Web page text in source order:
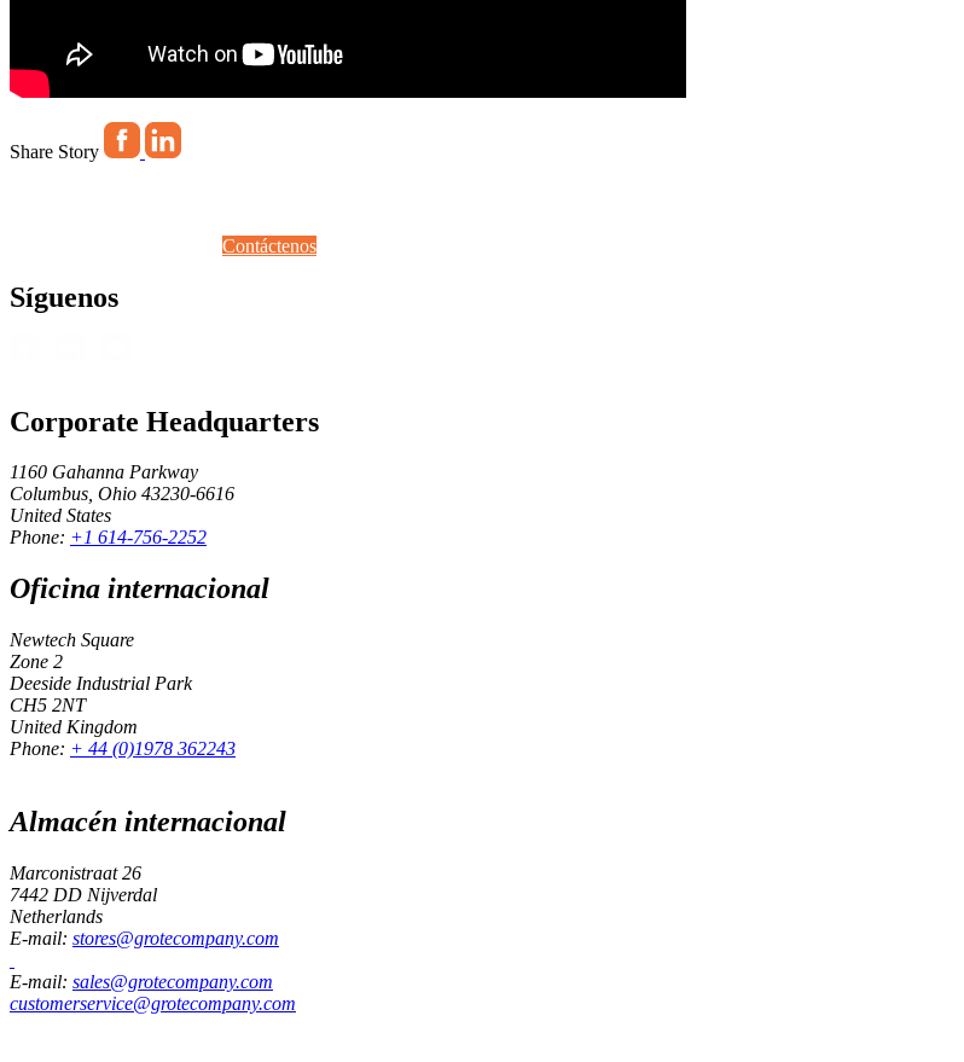
Share Story
Contáctenos
Síguenos
Corporate Headquarters
1160 Gahanna Parkway
Columbus, Ohio 43230-6616
United States
Phone: +1 614-756-2252
Oficina internacional
Newtech Square
Zone 2
Deeside Industrial Park
CH5 2NT
United Kingdom
Phone: + 44 (0)1978 362243
Almacén internacional
Marconistraat 26
7442 DD Nijverdal
Netherlands
E-mail: stores@grotecompany.com
E-mail: sales@grotecompany.com
customerservice@grotecompany.com